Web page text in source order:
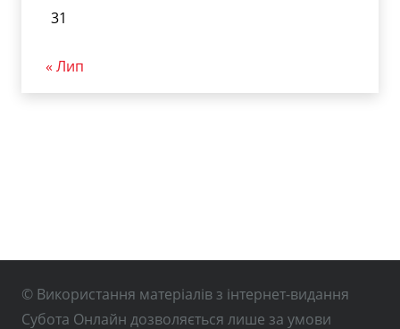
31
« Лип
© Використання матеріалів з інтернет-видання
Субота Онлайн дозволяється лише за умови